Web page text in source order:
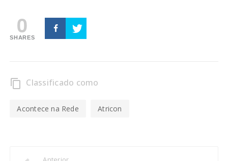
0
SHARES
content_copy Classificado como
Acontece na Rede Atricon